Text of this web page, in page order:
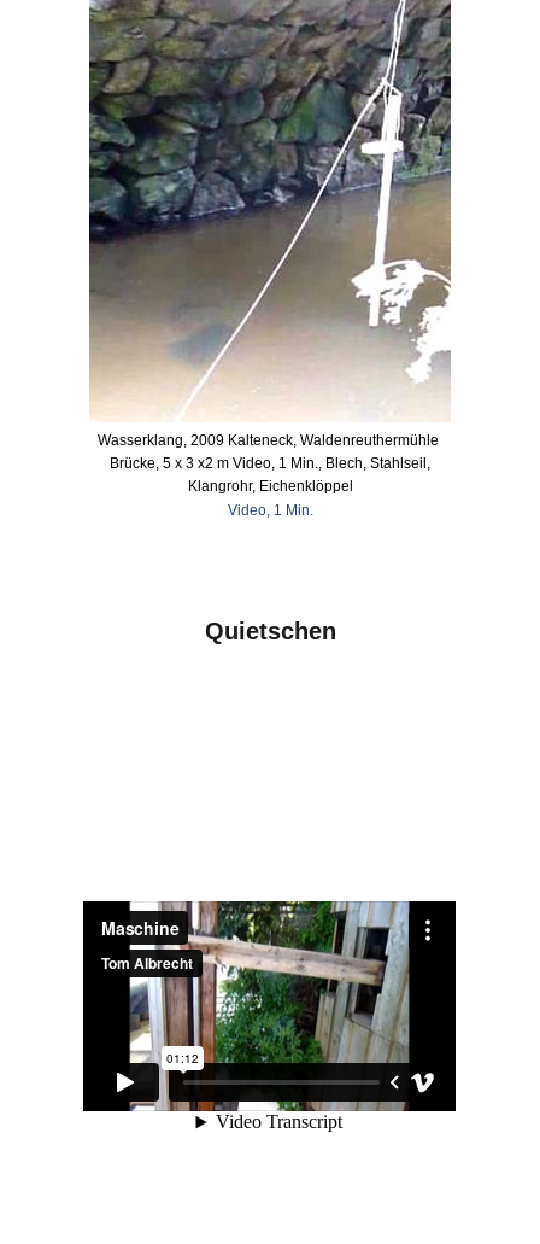
Wasserklang, 2009 Kalteneck, Waldenreuthermühle
Brücke, 5 x 3 x2 m Video, 1 Min., Blech, Stahlseil,
Klangrohr, Eichenklöppel
Video, 1 Min.
Quietschen